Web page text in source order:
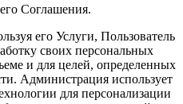
Соглашения.
его Услуги, Пользователь
своих персональных
и для целей, определенных
Администрация использует
для персонализации